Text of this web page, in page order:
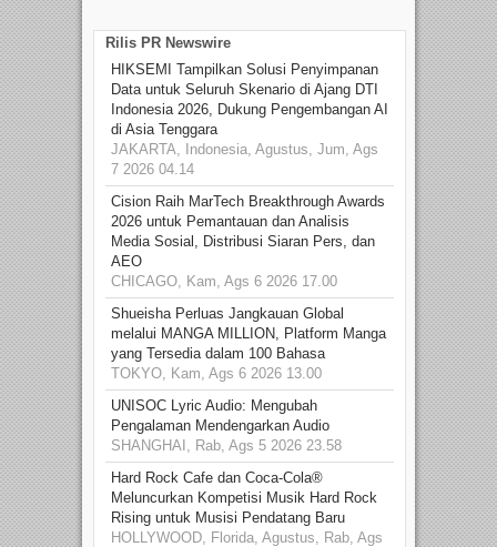
Rilis PR Newswire
HIKSEMI Tampilkan Solusi Penyimpanan
Data untuk Seluruh Skenario di Ajang DTI
Indonesia 2026, Dukung Pengembangan AI
di Asia Tenggara
JAKARTA, Indonesia, Agustus, Jum, Ags
7 2026 04.14
Cision Raih MarTech Breakthrough Awards
2026 untuk Pemantauan dan Analisis
Media Sosial, Distribusi Siaran Pers, dan
AEO
CHICAGO, Kam, Ags 6 2026 17.00
Shueisha Perluas Jangkauan Global
melalui MANGA MILLION, Platform Manga
yang Tersedia dalam 100 Bahasa
TOKYO, Kam, Ags 6 2026 13.00
UNISOC Lyric Audio: Mengubah
Pengalaman Mendengarkan Audio
SHANGHAI, Rab, Ags 5 2026 23.58
Hard Rock Cafe dan Coca-Cola®
Meluncurkan Kompetisi Musik Hard Rock
Rising untuk Musisi Pendatang Baru
HOLLYWOOD, Florida, Agustus, Rab, Ags